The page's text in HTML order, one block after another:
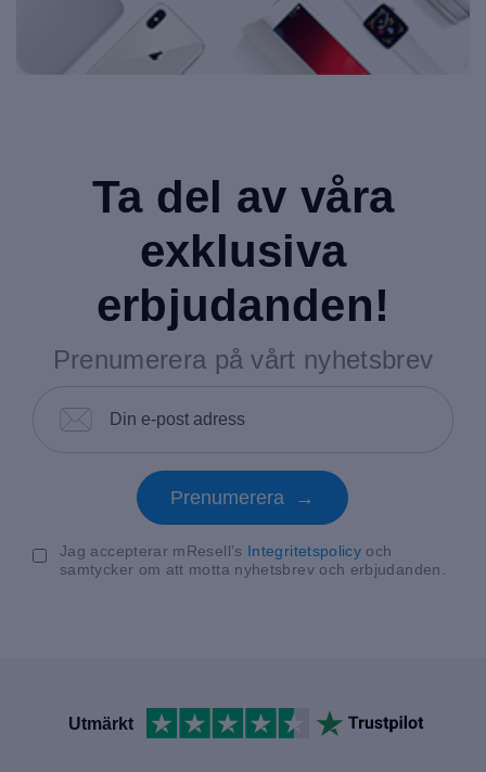
Ta del av våra
exklusiva
erbjudanden!
Prenumerera på vårt nyhetsbrev
Prenumerera →
Jag accepterar mResell’s Integritetspolicy och
samtycker om att motta nyhetsbrev och erbjudanden.
Utmärkt